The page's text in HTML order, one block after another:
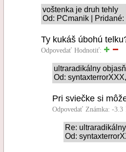
voštenka je druh tehly
Od: PCmanik |
Ty kukáš úbohú
Odpovedať Hodnotiť:
ultraradikálny
Od:
Pri sviečke si
Odpovedať Známka: -3.3
Re:
Od: